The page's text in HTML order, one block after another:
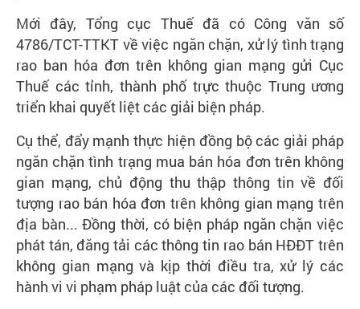
Mới đây, Tổng cục Thuế đã có Công văn số
4786/TCT-TTKT về việc ngăn chặn, xử lý tình trạng
rao ban hóa đơn trên không gian mạng gửi Cục
Thuế các tỉnh, thành phố trực thuộc Trung ương
triển khai quyết liệt các giải biện pháp.
Cụ thể, đẩy mạnh thực hiện đồng bộ các giải pháp
ngăn chặn tình trạng mua bán hóa đơn trên không
gian mạng, chủ động thu thập thông tin về đối
tượng rao bán hóa đơn trên không gian mạng trên
địa bàn... Đồng thời, có biện pháp ngăn chặn việc
phát tán, đăng tải các thông tin rao bán HĐĐT trên
không gian mạng và kịp thời điều tra, xử lý các
hành vi vi phạm pháp luật của các đối tượng.